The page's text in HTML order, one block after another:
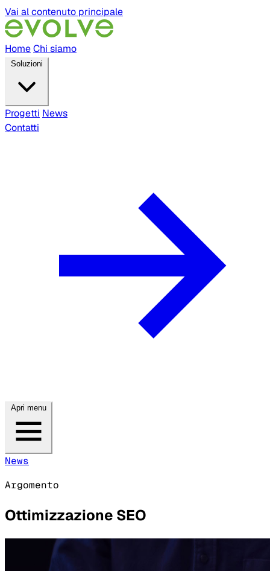
Vai al contenuto principale
HomeChi siamo
Soluzioni
Progetti News
Contatti
Apri menu
News
Argomento
Ottimizzazione SEO